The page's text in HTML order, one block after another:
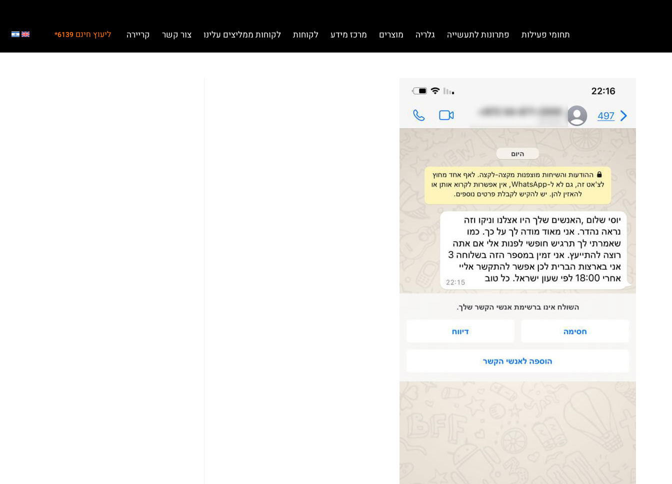
תחומי פעילות פתרונות לתעשייה גלריה מוצרים מרכז מידע לקוחות לקוחות ממליצים עלינו צור קשר קריירה ליעוץ חינם6139*